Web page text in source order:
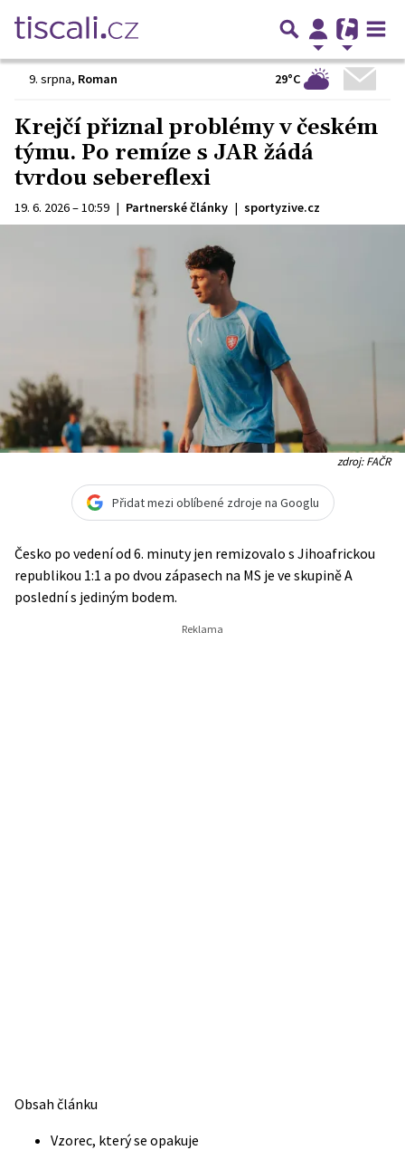
9. srpna, Roman 29°C
Krejčí přiznal problémy v českém
týmu. Po remíze s JAR žádá
tvrdou sebereflexi
19. 6. 2026 – 10:59 | Partnerské články | sportyzive.cz
zdroj: FAČR
Přidat mezi oblíbené zdroje na Googlu
Česko po vedení od 6. minuty jen remizovalo s Jihoafrickou
republikou 1:1 a po dvou zápasech na MS je ve skupině A
poslední s jediným bodem.
Obsah článku
Vzorec, který se opakuje